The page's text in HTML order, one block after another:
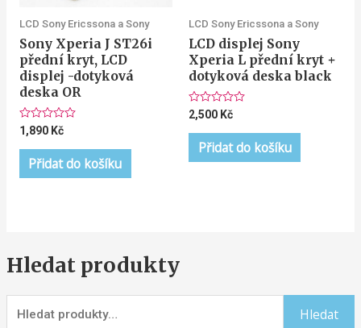
Hledat produkty
Hledat
LCD Sony Ericssona a Sony
Sony Xperia J ST26i
přední kryt, LCD
displej -dotyková
deska OR
Hodnocení
z
1,890 Kč
Přidat do košíku
LCD Sony Ericssona a Sony
LCD displej Sony
Xperia L přední kryt +
dotyková deska black
Hodnocení
z
2,500 Kč
Přidat do košíku